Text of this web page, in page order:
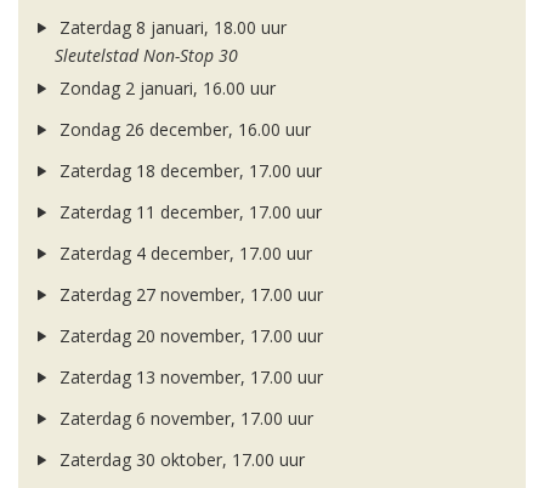
Zaterdag 8 januari, 18.00 uur
Sleutelstad Non-Stop 30
Zondag 2 januari, 16.00 uur
Zondag 26 december, 16.00 uur
Zaterdag 18 december, 17.00 uur
Zaterdag 11 december, 17.00 uur
Zaterdag 4 december, 17.00 uur
Zaterdag 27 november, 17.00 uur
Zaterdag 20 november, 17.00 uur
Zaterdag 13 november, 17.00 uur
Zaterdag 6 november, 17.00 uur
Zaterdag 30 oktober, 17.00 uur